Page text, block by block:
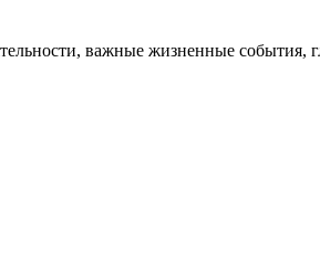
важные жизненные события,